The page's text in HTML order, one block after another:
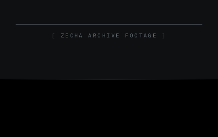
ZECHA ARCHIVE FOOTAGE